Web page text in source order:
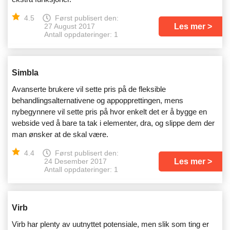
4.5
Først publisert den:
27 August 2017
Antall oppdateringer: 1
Les mer
Simbla
Avanserte brukere vil sette pris på de fleksible
behandlingsalternativene og appopprettingen, mens
nybegynnere vil sette pris på hvor enkelt det er å bygge en
webside ved å bare ta tak i elementer, dra, og slippe dem der
man ønsker at de skal være.
4.4
Først publisert den:
24 Desember 2017
Antall oppdateringer: 1
Les mer
Virb
Virb har plenty av uutnyttet potensiale, men slik som ting er